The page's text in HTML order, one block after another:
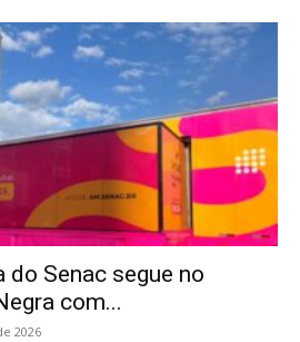
do Senac segue no
com...
2026